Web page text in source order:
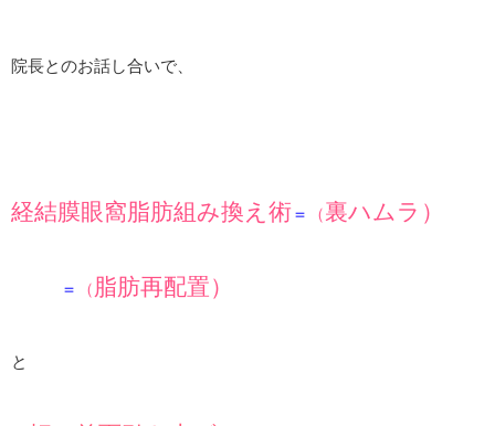
院長とのお話し合いで、
経結膜眼窩脂肪組み換え術＝ （裏ハムラ）
＝ （ 脂肪再配置）
と